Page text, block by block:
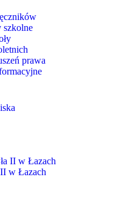
szkolne
prawa
II w Łazach